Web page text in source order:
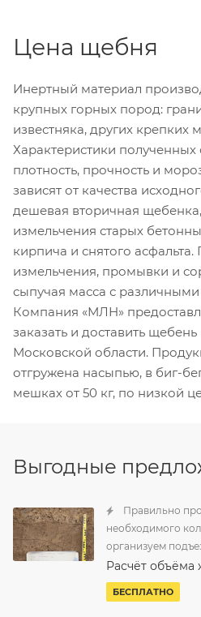
Цена щебня
Инертный материал
крупных горных пород:
известняка, других крепких
Характеристики
плотность, прочность и
зависят от качества
дешевая вторичная
измельчения старых
кирпича и снятого
измельчения, промывки и
сыпучая масса с
Компания «МЛН»
заказать и доставить
Московской области.
отгружена насыпью, в биг-
мешках от 50 кг, по низкой
Выгодные
Правильно
необходимого
организуем
Расчёт объёма
БЕСПЛАТНО